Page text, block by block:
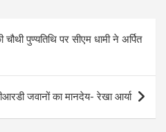
पुण्यतिथि पर सीएम धामी ने अर्पित
जवानों का मानदेय- रेखा आर्या